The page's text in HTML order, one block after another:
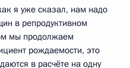
я уже сказал, нам надо
в репродуктивном
мы продолжаем
рождаемости, это
в расчёте на одну